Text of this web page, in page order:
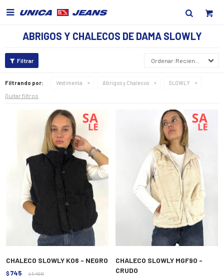

ABRIGOS Y CHALECOS DE DAMA SLOWLY
Recientes
Filtrando por: Vestimenta Abrigos y Chalecos SLOWLY
Quitar filtros
CHALECO SLOWLY K06 - NEGRO
$ 745 $ 1.490
CHALECO SLOWLY MGF90 -
CRUDO